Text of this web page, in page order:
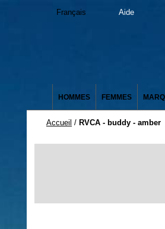
Français Aide
HOMMES FEMMES
Accueil / RVCA - buddy - amber